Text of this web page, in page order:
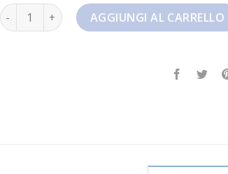
nike zoom fly quantitàAGGIUNGI AL CARRELLO